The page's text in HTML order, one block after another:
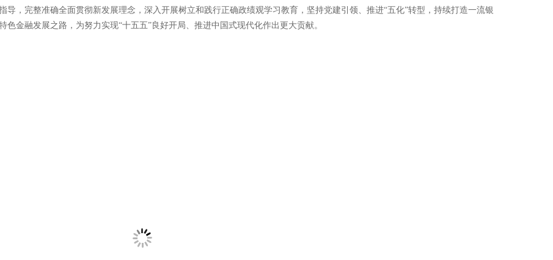
，完整准确全面贯彻新发展理念，深入开展树立和践行正确政绩观学习教育，坚持党建引领、推进“五化”转型，持续打造一流银
金融发展之路，为努力实现“十五五”良好开局、推进中国式现代化作出更大贡献。